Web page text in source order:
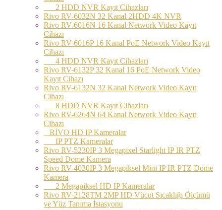
2 HDD NVR Kayıt Cihazları
Rivo RV-6032N 32 Kanal 2HDD 4K NVR
Rivo RV-6016N 16 Kanal Network Video Kayıt
Cihazı
Rivo RV-6016P 16 Kanal PoE Network Video Kayıt
Cihazı
4 HDD NVR Kayıt Cihazları
Rivo RV-6132P 32 Kanal 16 PoE Network Video
Kayıt Cihazı
Rivo RV-6132N 32 Kanal Network Video Kayıt
Cihazı
8 HDD NVR Kayıt Cihazları
Rivo RV-6264N 64 Kanal Network Video Kayıt
Cihazı
RİVO HD IP Kameralar
IP PTZ Kameralar
Rivo RV-5230IP 3 Megapixel Starlight IP IR PTZ
Speed Dome Kamera
Rivo RV-4030IP 3 Megapiksel Mini IP IR PTZ Dome
Kamera
2 Megapiksel HD IP Kameralar
Rivo RV-2128TM 2MP HD Vücut Sıcaklığı Ölçümü
ve Yüz Tanıma İstasyonu